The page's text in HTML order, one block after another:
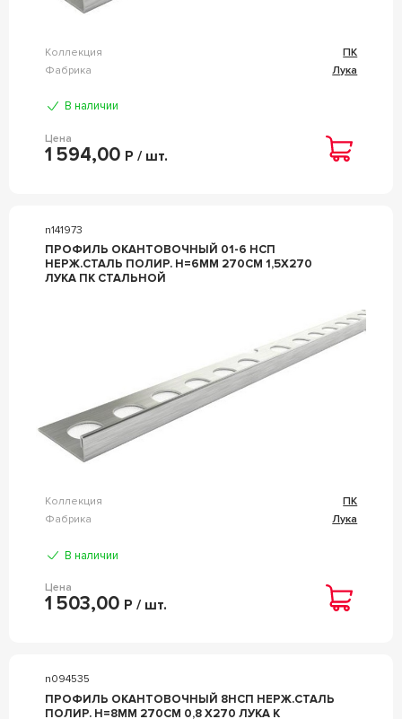
Коллекция
ПК
Фабрика
Лука
В наличии
Цена
1 594,00 Р / шт.
n141973
ПРОФИЛЬ ОКАНТОВОЧНЫЙ 01-6 НСП
НЕРЖ.СТАЛЬ ПОЛИР. H=6ММ 270СМ 1,5Х270
ЛУКА ПК СТАЛЬНОЙ
Коллекция
ПК
Фабрика
Лука
В наличии
Цена
1 503,00 Р / шт.
n094535
ПРОФИЛЬ ОКАНТОВОЧНЫЙ 8НСП НЕРЖ.СТАЛЬ
ПОЛИР. H=8ММ 270СМ 0,8 Х270 ЛУКА К